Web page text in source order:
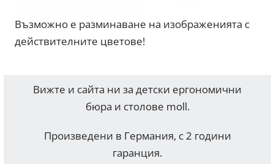
Възможно е разминаване на изображенията с
действителните цветове!
Вижте и сайта ни за детски ергономични
бюра и столове moll.
Произведени в Германия, с 2 години
гаранция.